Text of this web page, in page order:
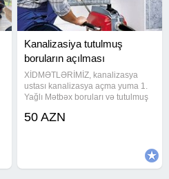
Kanalizasiya tutulmuş
boruların açılması
XİDMƏTLƏRİMİZ, kanalizasya
ustası kanalizasya açma yuma 1.
Yağlı Mətbəx boruları və tutulmuş
avadanlığı vasitəsiylə açılması və
50 AZN